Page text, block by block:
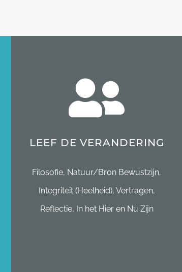
LEEF DE VERANDERING
Filosofie, Natuur/Bron Bewustzijn,
Integriteit (Heelheid), Vertragen,
Reflectie, In het Hier en Nu Zijn